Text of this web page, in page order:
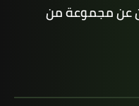
عن مجموعة من